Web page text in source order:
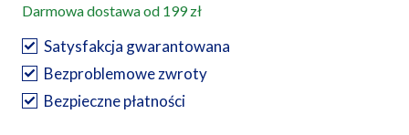
nadprądowy
MBN
363
E
Icn=6000A
Darmowa dostawa od 199 zł
Satysfakcja gwarantowana
Bezproblemowe zwroty
Bezpieczne płatności